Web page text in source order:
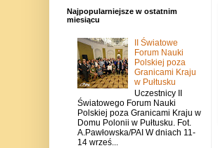
Najpopularniejsze w ostatnim
miesiącu
II Światowe
Forum Nauki
Polskiej poza
Granicami Kraju
w Pułtusku
Uczestnicy II
Światowego Forum Nauki
Polskiej poza Granicami Kraju w
Domu Polonii w Pułtusku. Fot.
A.Pawłowska/PAI W dniach 11-
14 wrześ...